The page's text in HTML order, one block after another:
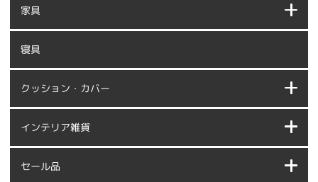
家具
寝具
クッション・カバー
インテリア雑貨
セール品